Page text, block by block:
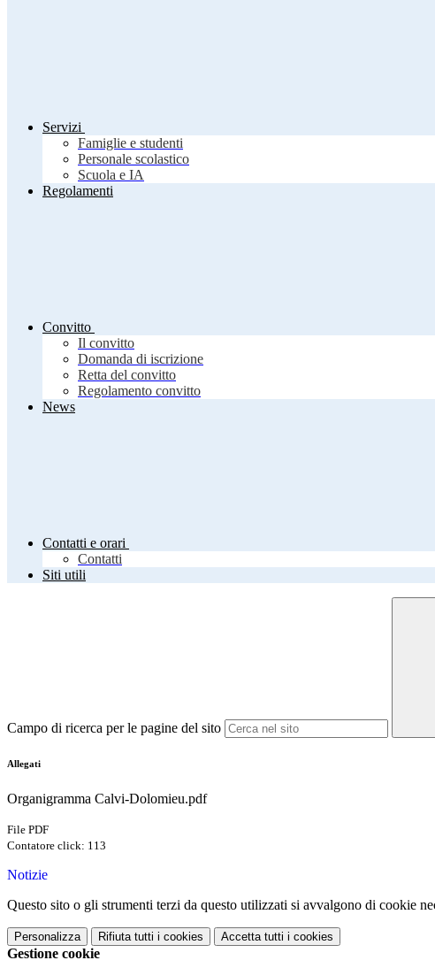
Servizi
Famiglie e studenti
Personale scolastico
Scuola e IA
Regolamenti
Convitto
Il convitto
Domanda di iscrizione
Retta del convitto
Regolamento convitto
News
Contatti e orari
Contatti
Siti utili
Campo di ricerca per le pagine del sito
Allegati
Organigramma Calvi-Dolomieu.pdf
File PDF
Contatore click: 113
Notizie
Questo sito o gli strumenti terzi da questo utilizzati si avvalgono di cookie
Personalizza Rifiuta tutti i cookies Accetta tutti i cookies
Gestione cookie